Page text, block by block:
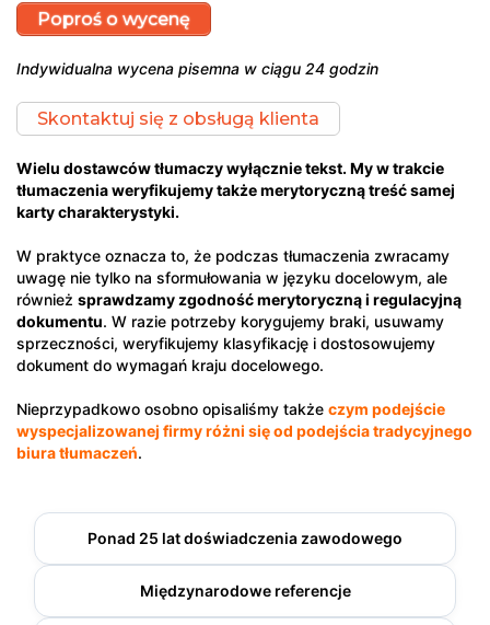
Poproś o wycenę
Indywidualna wycena pisemna w ciągu 24 godzin
Skontaktuj się z obsługą klienta
Wielu dostawców tłumaczy wyłącznie tekst. My w trakcie
tłumaczenia weryfikujemy także merytoryczną treść samej
karty charakterystyki.
W praktyce oznacza to, że podczas tłumaczenia zwracamy
uwagę nie tylko na sformułowania w języku docelowym, ale
również sprawdzamy zgodność merytoryczną i regulacyjną
dokumentu. W razie potrzeby korygujemy braki, usuwamy
sprzeczności, weryfikujemy klasyfikację i dostosowujemy
dokument do wymagań kraju docelowego.
Nieprzypadkowo osobno opisaliśmy także czym podejście
wyspecjalizowanej firmy różni się od podejścia tradycyjnego
biura tłumaczeń.
Ponad 25 lat doświadczenia zawodowego
Międzynarodowe referencje